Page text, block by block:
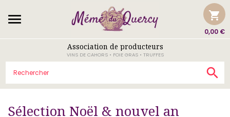
 shopping_cart
0,00 €
Association de producteurs
VINS DE CAHORS • FOIE GRAS • TRUFFES

Sélection Noël & nouvel an